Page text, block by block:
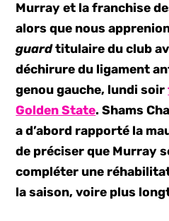
Murray et la franchise
alors que nous
guardtitulaire du club
déchirure du ligament
genou gauche, lundi soir
Golden State. Shams
a d’abord rapporté la
de préciser que Murray
compléter une
la saison, voire plus